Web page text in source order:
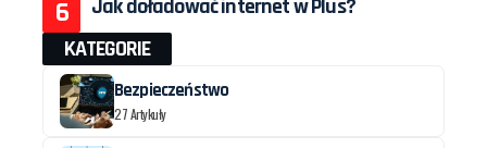
Jak doładować internet w Plus?
KATEGORIE
Bezpieczeństwo
27 Artykuły